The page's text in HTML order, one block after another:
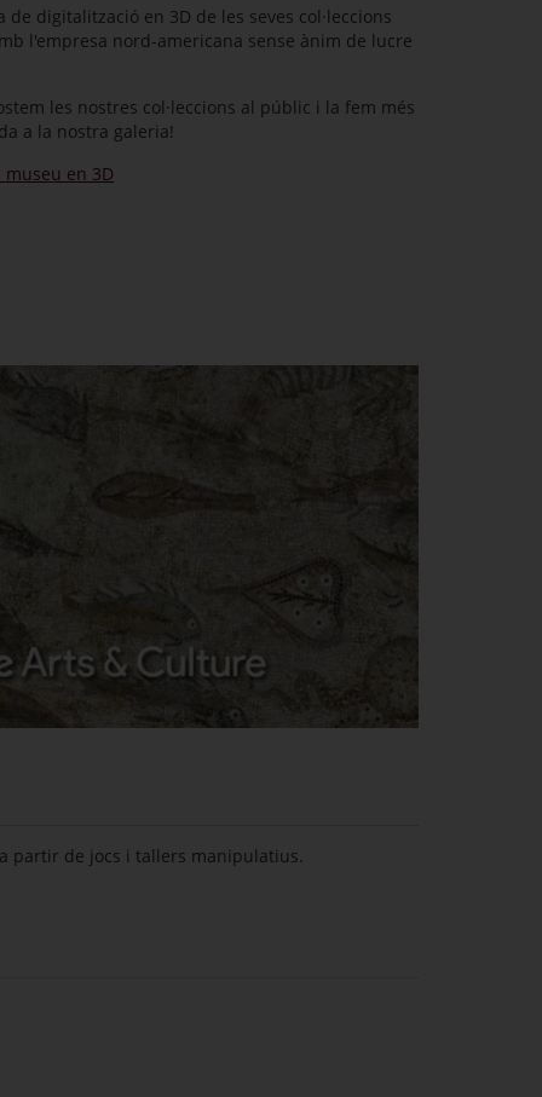
digitalització en 3D de les seves col·leccions
l'empresa nord-americana sense ànim de lucre
les nostres col·leccions al públic i la fem més
a la nostra galeria!
en 3D
partir de jocs i tallers manipulatius.